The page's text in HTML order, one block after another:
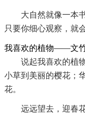
大自然就像一本
只要你细心观察，就
我喜欢的植物——文
说起我喜欢的植
小草到美丽的樱花；
花。
远远望去，迎春